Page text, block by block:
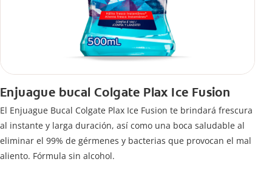
Enjuague bucal Colgate Plax Ice Fusion
El Enjuague Bucal Colgate Plax Ice Fusion te brindará frescura
al instante y larga duración, así como una boca saludable al
eliminar el 99% de gérmenes y bacterias que provocan el mal
aliento. Fórmula sin alcohol.